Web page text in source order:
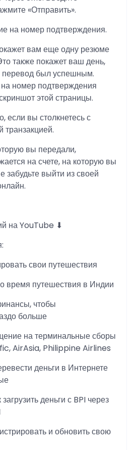
«Отправить».
на номер подтверждения.
вам еще одну резюме
также покажет ваш день,
был успешным.
номер подтверждения
этой страницы.
если вы столкнетесь с
вы передали,
на счете, на которую вы
забудьте выйти из своей
на YouTube ⬇
свои путешествия
время путешествия в Индии
чтобы
больше
на терминальные сборы
AirAsia, Philippine Airlines
деньги в Интернете
деньги с BPI через
и обновить свою